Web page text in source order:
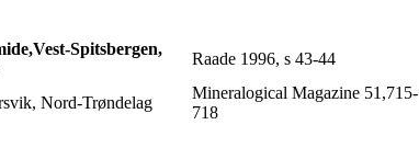
Spitsbergen,
Raade 1996, s 43-44
Nord-Trøndelag
Mineralogical Magazine 51,715-
718